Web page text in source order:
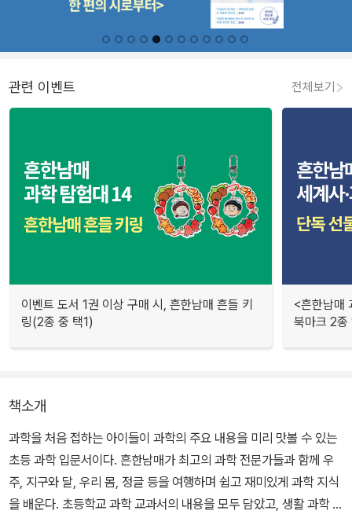
관련 이벤트 전체보기
이벤트 도서 1권 이상 구매 시, 흔한남매 흔들 키
링(2종 중 택1)
<흔한남매
북마크 2종
책소개
과학을 처음 접하는 아이들이 과학의 주요 내용을 미리 맛볼 수 있는
초등 과학 입문서이다. 흔한남매가 최고의 과학 전문가들과 함께 우
주, 지구와 달, 우리 몸, 정글 등을 여행하며 쉽고 재미있게 과학 지식
을 배운다. 초등학교 과학 교과서의 내용을 모두 담았고, 생활 과학 정